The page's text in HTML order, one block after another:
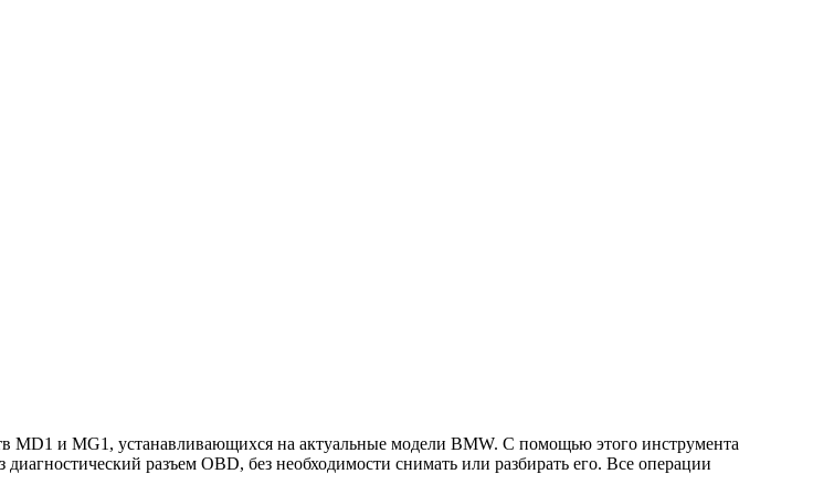
MD1 и MG1, устанавливающихся на актуальные модели BMW. С помощью этого инструмента
разъем OBD, без необходимости снимать или разбирать его. Все операции